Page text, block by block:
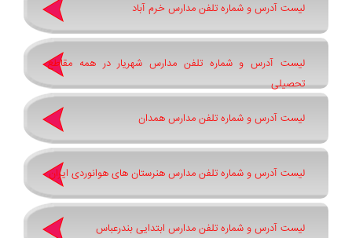
لیست آدرس و شماره تلفن مدارس خرم آباد
لیست آدرس و شماره تلفن مدارس شهریار در همه مقاطع
تحصیلی
لیست آدرس و شماره تلفن مدارس همدان
لیست آدرس و شماره تلفن مدارس هنرستان های هوانوردی ایران
لیست آدرس و شماره تلفن مدارس ابتدایی بندرعباس